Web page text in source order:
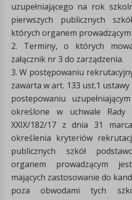
uzupełniającego na rok
pierwszych publicznych
których organem
2. Terminy, o których
załącznik nr 3 do zarządzenia.
3. W postępowaniu
zawarta w art. 133 ust.1
postepowaniu
określone w uchwale Rady
XXIX/182/17 z dnia 31
określenia kryteriów
publicznych szkół
organem prowadzącym
mających zastosowanie do
poza obwodami tych